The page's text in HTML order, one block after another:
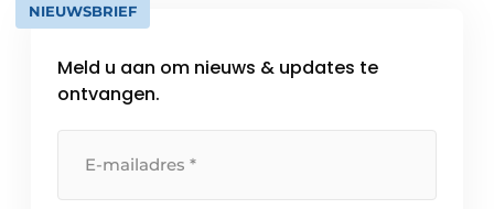
NIEUWSBRIEF
Meld u aan om nieuws & updates te
ontvangen.